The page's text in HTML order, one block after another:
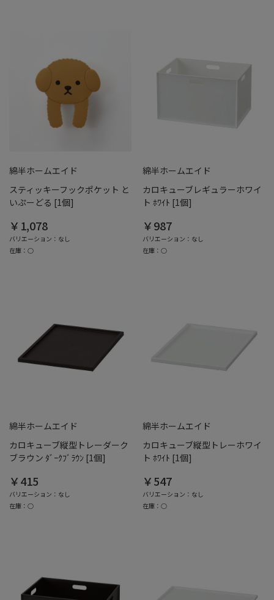
綿半ホームエイド
スティッキーフックポケット と
いぷーどる [1個]
￥1,078
バリエーション：なし
在庫：○
綿半ホームエイド
カロキューブレギュラーホワイ
ト ﾎﾜｲﾄ [1個]
￥987
バリエーション：なし
在庫：○
綿半ホームエイド
カロキューブ縦型トレーダーク
ブラウン ﾀﾞｰｸﾌﾞﾗｳﾝ [1個]
￥415
バリエーション：なし
在庫：○
綿半ホームエイド
カロキューブ縦型トレーホワイ
ト ﾎﾜｲﾄ [1個]
￥547
バリエーション：なし
在庫：○